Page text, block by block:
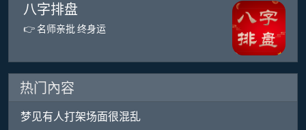
八字排盘
👉 名师亲批 终身运
热门內容
梦见有人打架场面很混乱